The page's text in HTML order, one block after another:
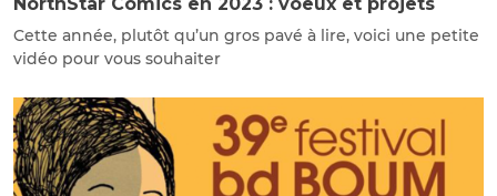
Cette année, plutôt qu’un gros pavé à lire, voici une petite
vidéo pour vous souhaiter